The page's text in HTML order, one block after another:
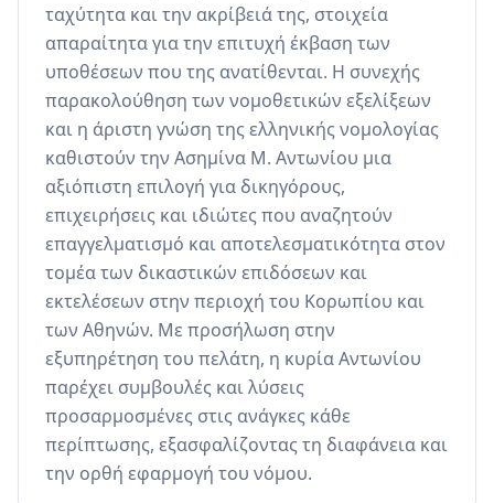
ταχύτητα και την ακρίβειά της, στοιχεία
απαραίτητα για την επιτυχή έκβαση των
υποθέσεων που της ανατίθενται. Η συνεχής
παρακολούθηση των νομοθετικών εξελίξεων
και η άριστη γνώση της ελληνικής νομολογίας
καθιστούν την Ασημίνα Μ. Αντωνίου μια
αξιόπιστη επιλογή για δικηγόρους,
επιχειρήσεις και ιδιώτες που αναζητούν
επαγγελματισμό και αποτελεσματικότητα στον
τομέα των δικαστικών επιδόσεων και
εκτελέσεων στην περιοχή του Κορωπίου και
των Αθηνών. Με προσήλωση στην
εξυπηρέτηση του πελάτη, η κυρία Αντωνίου
παρέχει συμβουλές και λύσεις
προσαρμοσμένες στις ανάγκες κάθε
περίπτωσης, εξασφαλίζοντας τη διαφάνεια και
την ορθή εφαρμογή του νόμου.